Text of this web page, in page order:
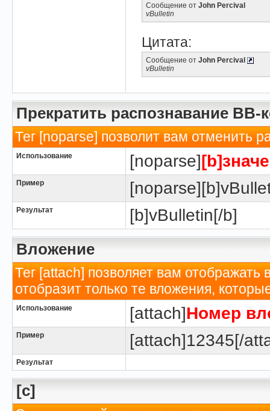
Сообщение от John Percival
vBulletin
Цитата:
Сообщение от John Percival
vBulletin
Прекратить распознавание BB-
Тег [noparse] позволит вам отменить
Использование [noparse]
Пример
Результат [b]vBulletin[/b]
Вложение
Тег [attach] позволяет вам
отобразит только те вложения,
Использование [attach]Номер
Пример [attach]12345[/
Результат
[c]